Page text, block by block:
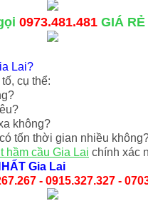
0973.481.481GIÁ RẺ
Lai?
cụ thể:
không?
tốn thời gian nhiều
hầm cầu Gia Lai chính xác
Gia Lai
- 0915.327.327 -